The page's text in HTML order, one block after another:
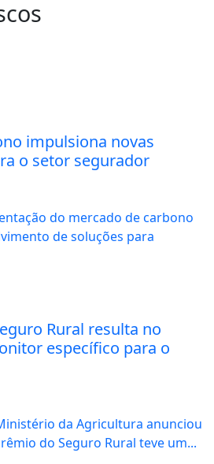
impulsiona novas
o setor segurador
do mercado de carbono
de soluções para
Rural resulta no
específico para o
da Agricultura anunciou
do Seguro Rural teve um...